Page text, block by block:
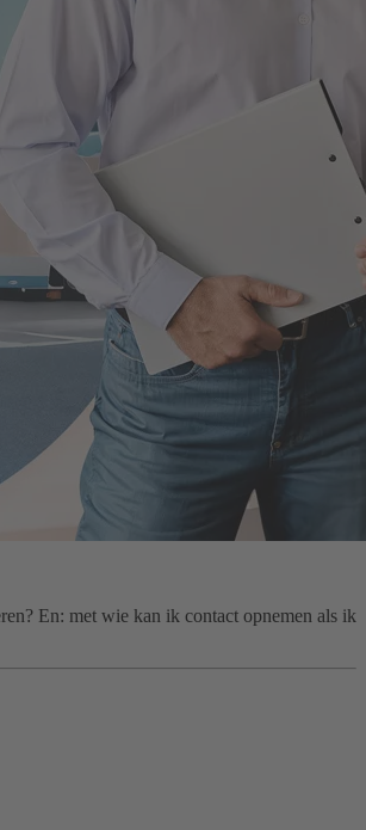
En: met wie kan ik contact opnemen als ik